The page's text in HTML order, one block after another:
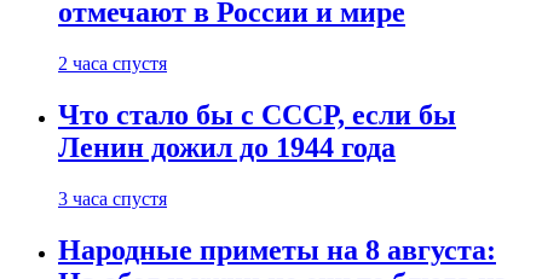
отмечают в России и мире
2 часа спустя
Что стало бы с СССР, если бы
Ленин дожил до 1944 года
3 часа спустя
Народные приметы на 8 августа: